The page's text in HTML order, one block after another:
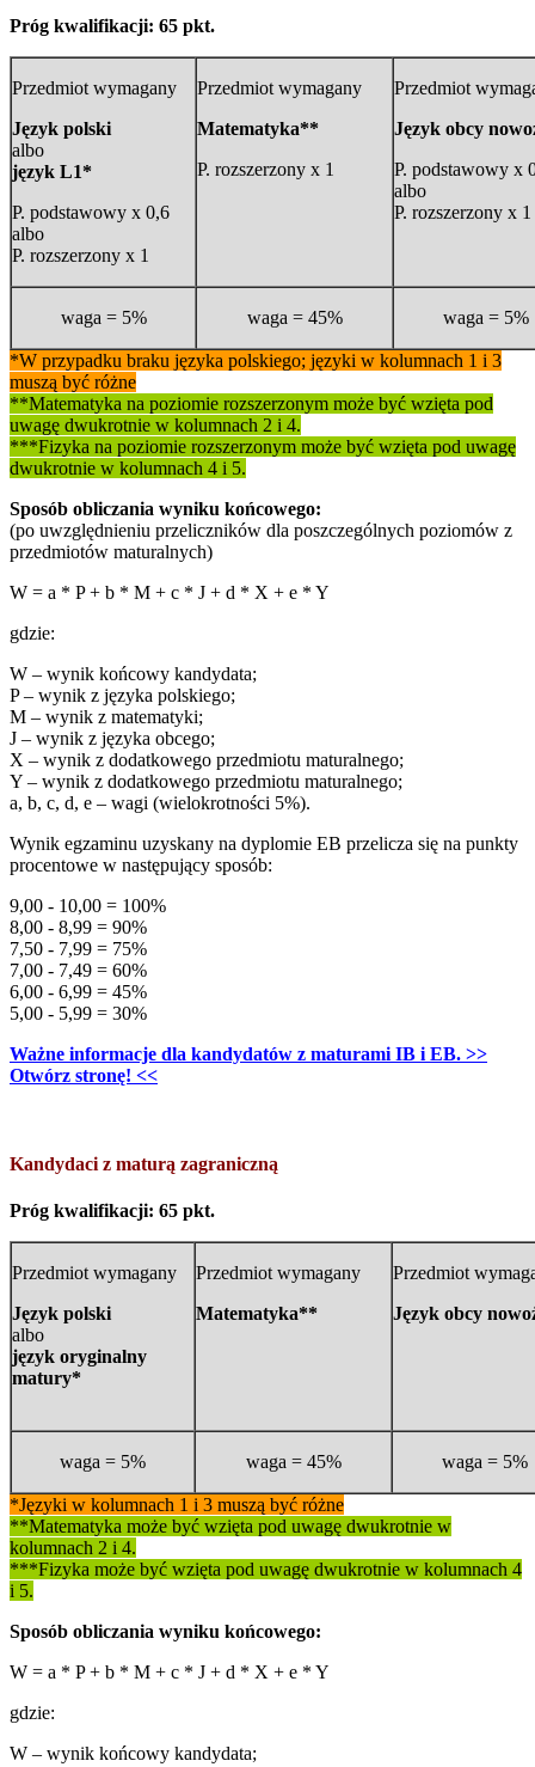
Próg kwalifikacji: 65 pkt.
Przedmiot wymagany
Język polski
albo
język L1*
P. podstawowy x 0,6
albo
P. rozszerzony x 1
Przedmiot wymagany
Matematyka**
P. rozszerzony x 1
Przedmiot
Język obcy
P. podstawowy x
albo
P. rozszerzony x 1
waga = 5% waga = 45% waga = 5%
*W przypadku braku języka polskiego; języki w kolumnach 1 i 3
muszą być różne
**Matematyka na poziomie rozszerzonym może być wzięta pod
uwagę dwukrotnie w kolumnach 2 i 4.
***Fizyka na poziomie rozszerzonym może być wzięta pod uwagę
dwukrotnie w kolumnach 4 i 5.
Sposób obliczania wyniku końcowego:
(po uwzględnieniu przeliczników dla poszczególnych poziomów z
przedmiotów maturalnych)
W = a * P + b * M + c * J + d * X + e * Y
gdzie:
W – wynik końcowy kandydata;
P – wynik z języka polskiego;
M – wynik z matematyki;
J – wynik z języka obcego;
X – wynik z dodatkowego przedmiotu maturalnego;
Y – wynik z dodatkowego przedmiotu maturalnego;
a, b, c, d, e – wagi (wielokrotności 5%).
Wynik egzaminu uzyskany na dyplomie EB przelicza się na punkty
procentowe w następujący sposób:
9,00 - 10,00 = 100%
8,00 - 8,99 = 90%
7,50 - 7,99 = 75%
7,00 - 7,49 = 60%
6,00 - 6,99 = 45%
5,00 - 5,99 = 30%
Ważne informacje dla kandydatów z maturami IB i EB. >>
Otwórz stronę! <<
Kandydaci z maturą zagraniczną
Próg kwalifikacji: 65 pkt.
Przedmiot wymagany
Język polski
albo
język oryginalny
matury*
Przedmiot wymagany
Matematyka**
Przedmiot
Język obcy
waga = 5% waga = 45% waga = 5%
*Języki w kolumnach 1 i 3 muszą być różne
**Matematyka może być wzięta pod uwagę dwukrotnie w
kolumnach 2 i 4.
***Fizyka może być wzięta pod uwagę dwukrotnie w kolumnach 4
i 5.
Sposób obliczania wyniku końcowego:
W = a * P + b * M + c * J + d * X + e * Y
gdzie:
W – wynik końcowy kandydata;